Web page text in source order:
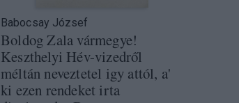
Babocsay József
Boldog Zala vármegye!
Keszthelyi Hév-vizedről
méltán neveztetel igy attól, a'
ki ezen rendeket irta